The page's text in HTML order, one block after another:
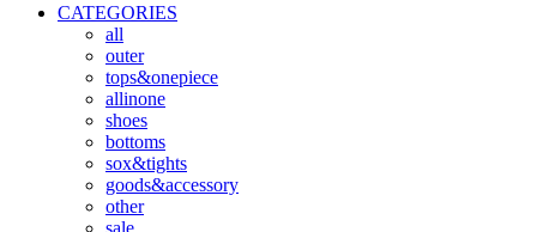
CATEGORIES
all
outer
tops&onepiece
allinone
shoes
bottoms
sox&tights
goods&accessory
other
sale